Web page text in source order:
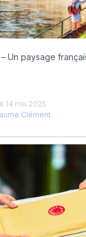
Un paysage
14 mai 2025
Clément